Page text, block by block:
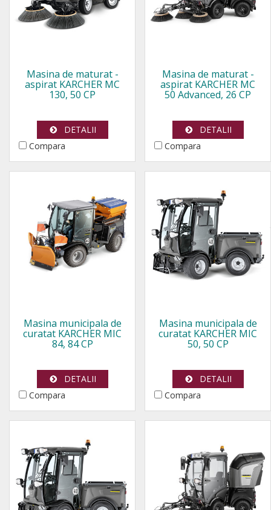
Masina de maturat -
aspirat KARCHER MC
130, 50 CP
DETALII
Compara
Masina de maturat -
aspirat KARCHER MC
50 Advanced, 26 CP
DETALII
Compara
Masina municipala de
curatat KARCHER MIC
84, 84 CP
DETALII
Compara
Masina municipala de
curatat KARCHER MIC
50, 50 CP
DETALII
Compara